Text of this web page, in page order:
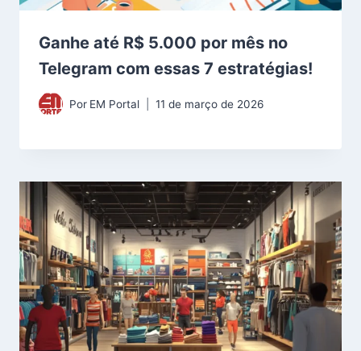
Ganhe até R$ 5.000 por mês no
Telegram com essas 7 estratégias!
Por EM Portal 11 de março de 2026